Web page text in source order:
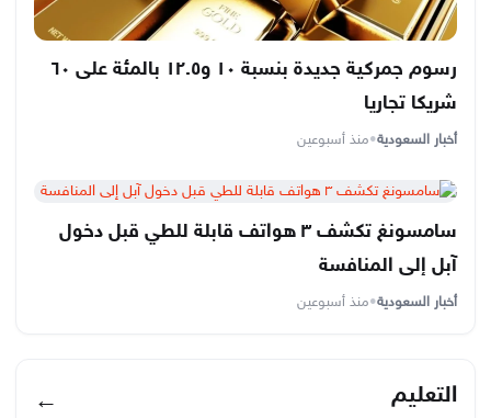
رسوم جمركية جديدة بنسبة ١٠ و١٢.٥ بالمئة على ٦٠
شريكا تجاريا
أخبار السعودية•منذ أسبوعين
سامسونغ تكشف ٣ هواتف قابلة للطي قبل دخول
آبل إلى المنافسة
أخبار السعودية•منذ أسبوعين
التعليم ←